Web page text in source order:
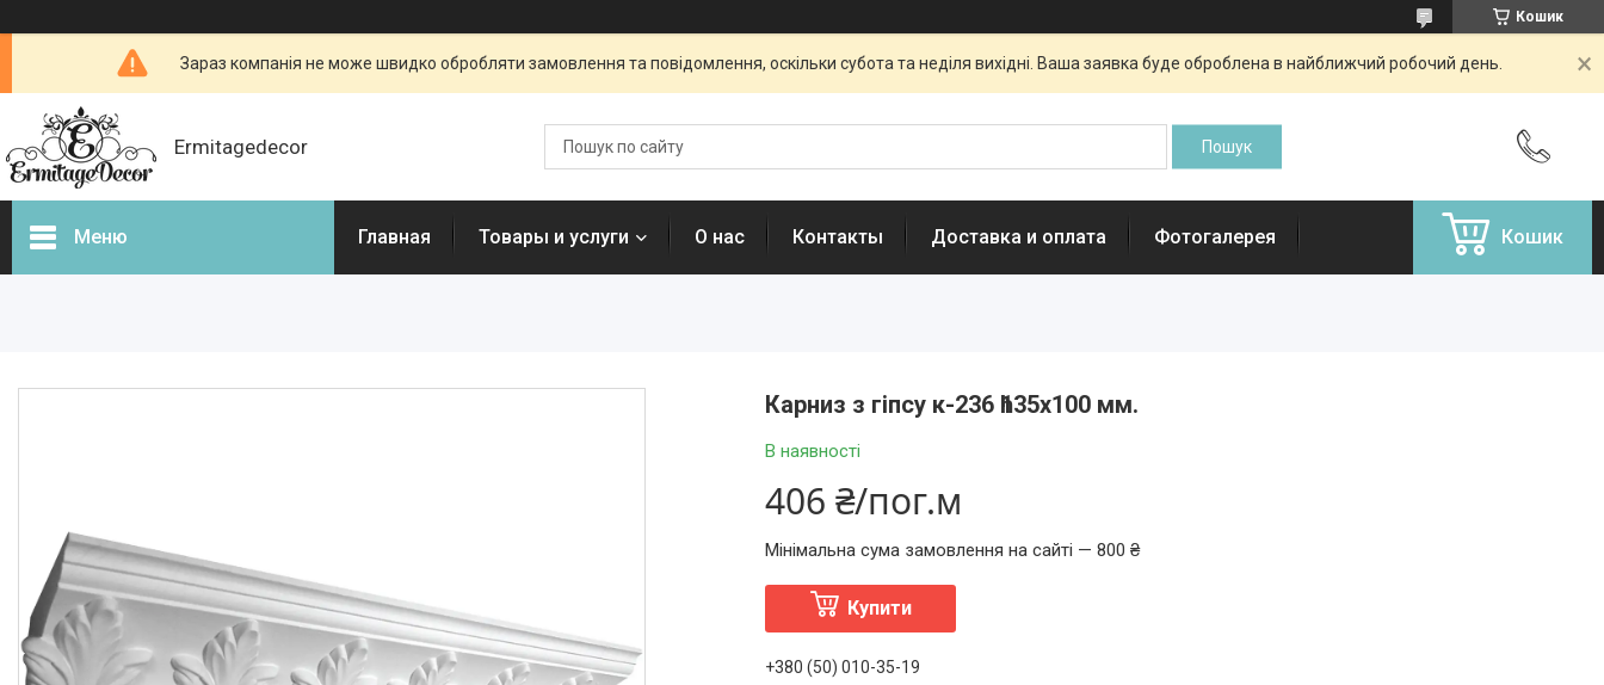
Кошик
Зараз компанія не може швидко обробляти замовлення та повідомлення, оскільки субота та неділя вихідні. Ваша заявка буде оброблена в найближчий робочий день.
Ermitagedecor
Меню
Бетонні огорожі
Балюстрада
Новости
Статьи
Главная Товары и услуги О нас Контакты Доставка и оплата Фотогалерея Кошик
Карниз з гіпсу к-236 һ135х100 мм.
В наявності
406 ₴/пог.м
Мінімальна сума замовлення на сайті — 800 ₴
Купити
+380 (50) 010-35-19